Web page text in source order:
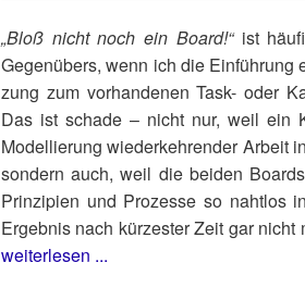
„Bloß nicht noch ein Board!“ist
Gegen­übers, wenn ich die
zung zum vor­han­de­nen Task- oder
Das ist scha­de – nicht nur, weil
Model­lie­rung wie­der­keh­ren­der Arbeit
son­dern auch, weil die bei­den
Prin­zi­pi­en und Pro­zes­se so naht­los
Ergeb­nis nach kür­zes­ter Zeit gar
weiterlesen ...